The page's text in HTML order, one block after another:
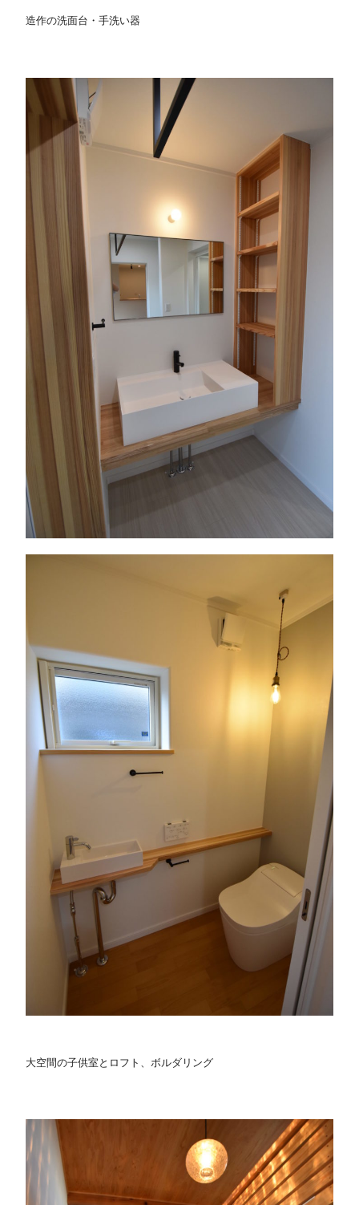
造作の洗面台・手洗い器
大空間の子供室とロフト、ボルダリング